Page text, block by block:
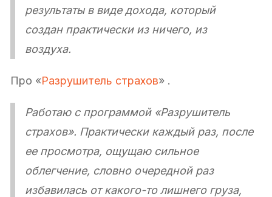
результаты в виде дохода, который
создан практически из ничего, из
воздуха.
Про «Разрушитель страхов» .
Работаю с программой «Разрушитель
страхов». Практически каждый раз, после
ее просмотра, ощущаю сильное
облегчение, словно очередной раз
избавилась от какого-то лишнего груза,